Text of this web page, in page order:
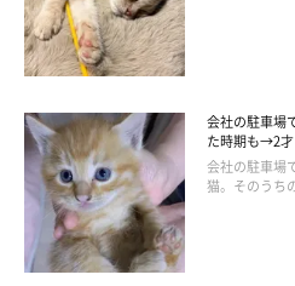
会社の駐車場
た時期も→2
会社の駐車場
猫。そのうち